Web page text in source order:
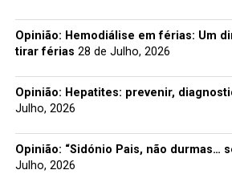
Opinião: Hemodiálise em férias: Um
tirar férias 28 de Julho, 2026
Opinião: Hepatites: prevenir,
Julho, 2026
Opinião: “Sidónio Pais, não durmas…
Julho, 2026